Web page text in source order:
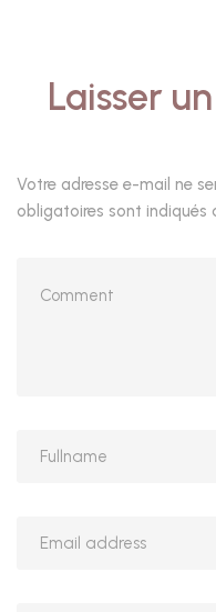
Laisser
Votre adresse e-mail ne
obligatoires sont indiqués